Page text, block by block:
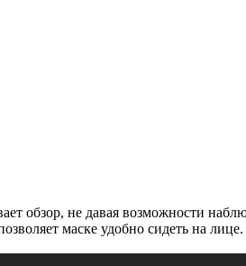
обзор, не давая возможности
маске удобно сидеть на